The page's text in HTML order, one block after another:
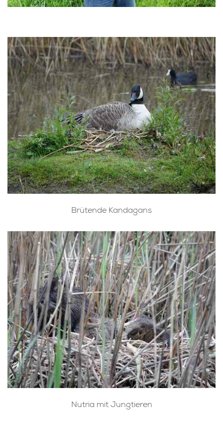
Brütende Kandagans
Nutria mit Jungtieren